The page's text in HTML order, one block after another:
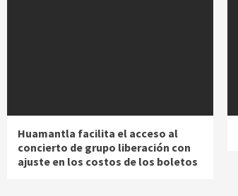
Huamantla facilita el acceso al
concierto de grupo liberación con
ajuste en los costos de los boletos